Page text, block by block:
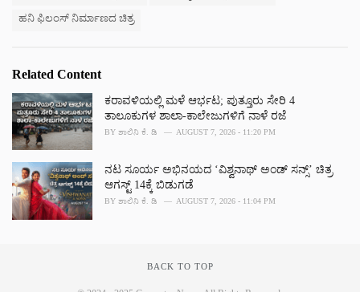
ಹನಿ ಫಿಲಂಸ್ ನಿರ್ಮಾಣದ ಚಿತ್ರ
Related Content
ಕರಾವಳಿಯಲ್ಲಿ ಮಳೆ ಆರ್ಭಟ; ಪುತ್ತೂರು ಸೇರಿ 4
ತಾಲೂಕುಗಳ ಶಾಲಾ-ಕಾಲೇಜುಗಳಿಗೆ ನಾಳೆ ರಜೆ
BY ಶಾಲಿನಿ ಕೆ. ಡಿ AUGUST 7, 2026 - 11:20 PM
ನಟ ಸೂರ್ಯ ಅಭಿನಯದ ‘ವಿಶ್ವನಾಥ್ ಅಂಡ್ ಸನ್ಸ್’ ಚಿತ್ರ
ಆಗಸ್ಟ್ 14ಕ್ಕೆ ಬಿಡುಗಡೆ
BY ಶಾಲಿನಿ ಕೆ. ಡಿ AUGUST 7, 2026 - 11:04 PM
BACK TO TOP